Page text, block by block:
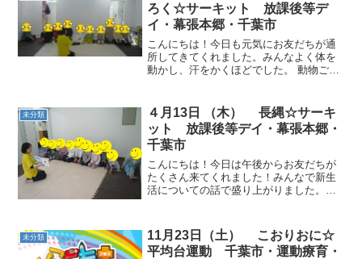
ろく☆サーキット 放課後等デ
イ・幕張本郷・千葉市
こんにちは！今日も元気にお友だちが通
所してきてくれました。みんなよく体を
動かし、汗をかくほどでした。 動物ごっ
り、誘い合う様子もありました。 じゃん
けんすごろく☆じゃんけ...
未分類
４月13日 （木） 長縄☆サーキ
ット 放課後等デイ・幕張本郷・
千葉市
こんにちは！今日は午後からお友だちが
たくさん来てくれました！みんなで新生
活についての話で盛り上がりました。と
にしましょう。 動物ごっこ☆指定された
ナンバーコーンの前に整...
未分類
11月23日（土） こおりおに☆
平均台運動 千葉市・運動療育・